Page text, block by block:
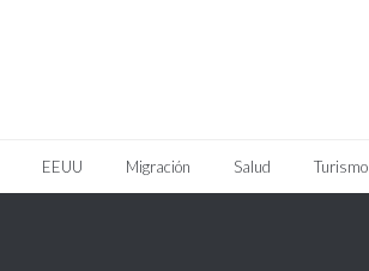
EEUU Migración Salud Turismo